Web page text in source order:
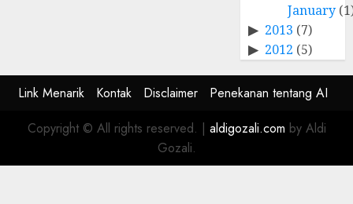
January
2013 (7)
2012 (5)
Link Menarik Kontak Disclaimer
Penekanan tentang AI
Copyright © All rights reserved. | aldigozali.com by Aldi
Gozali.